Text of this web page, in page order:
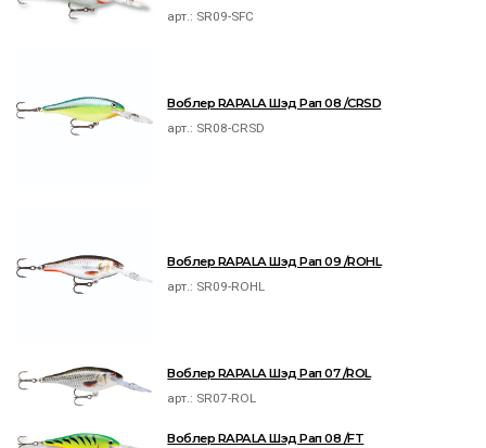
арт.: SR09-SFC
Воблер RAPALA Шэд Рап 08 /CRSD
арт.: SR08-CRSD
Воблер RAPALA Шэд Рап 09 /ROHL
арт.: SR09-ROHL
Воблер RAPALA Шэд Рап 07 /ROL
арт.: SR07-ROL
Воблер RAPALA Шэд Рап 08 /FT